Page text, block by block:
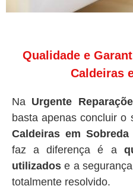
Qualidade e
Caldeiras
Na Urgente
basta apenas concluir o
Caldeiras em Sobreda
faz a diferença é a
utilizados e a
totalmente resolvido.